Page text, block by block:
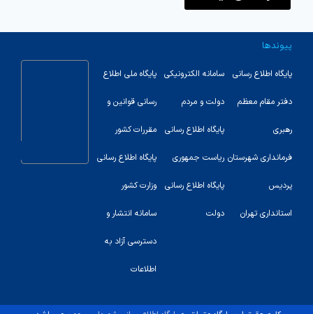
پیوندها
پایگاه اطلاع رسانی
دفتر مقام معظم
رهبری
فرمانداری شهرستان
پردیس
استانداری تهران
سامانه الکترونیکی
دولت و مردم
پایگاه اطلاع رسانی
ریاست جمهوری
پایگاه اطلاع رسانی
دولت
پایگاه ملی اطلاع
رسانی قوانین و
مقررات کشور
پایگاه اطلاع رسانی
وزارت کشور
سامانه انتشار و
دسترسی آزاد به
اطلاعات